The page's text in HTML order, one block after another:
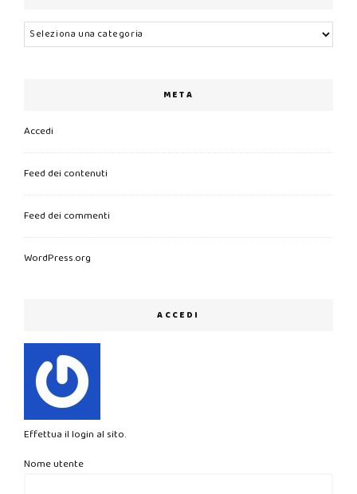
Categorie
META
Accedi
Feed dei contenuti
Feed dei commenti
WordPress.org
ACCEDI
Effettua il login al sito.
Nome utente